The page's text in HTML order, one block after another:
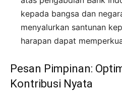
kepada bangsa dan
menyalurkan santunan
harapan dapat
Pesan Pimpinan:
Kontribusi Nyata